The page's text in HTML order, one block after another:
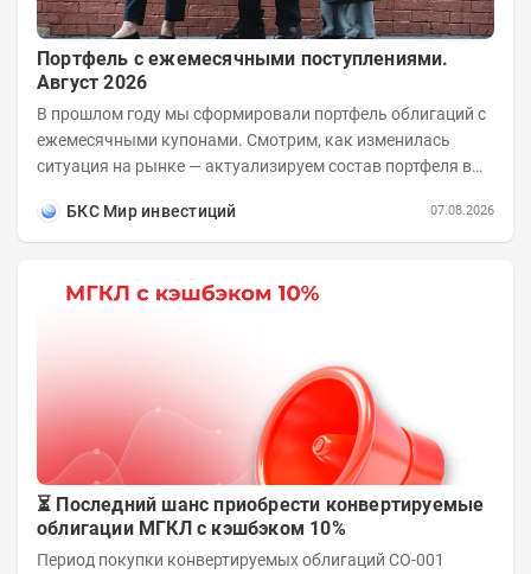
Портфель с ежемесячными поступлениями.
Август 2026
В прошлом году мы сформировали портфель облигаций с
ежемесячными купонами. Смотрим, как изменилась
ситуация на рынке — актуализируем состав портфеля в
БКС Мир инвестиций
07.08.2026
⏳ Последний шанс приобрести конвертируемые
облигации МГКЛ с кэшбэком 10%
Период покупки конвертируемых облигаций СО-001